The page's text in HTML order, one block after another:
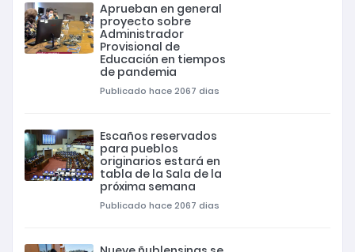
Aprueban en general
proyecto sobre
Administrador
Provisional de
Educación en tiempos
de pandemia
Publicado hace 2067 dias
Escaños reservados
para pueblos
originarios estará en
tabla de la Sala de la
próxima semana
Publicado hace 2067 dias